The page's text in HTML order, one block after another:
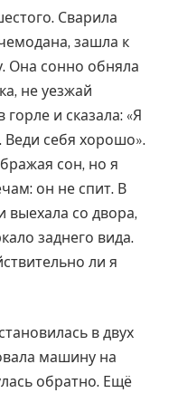
Сварила
зашла к
Она сонно обняла
не уезжай
и сказала: «Я
Веди себя хорошо».
сон, но я
он не спит. В
выехала со двора,
заднего вида.
ли я
в двух
машину на
обратно. Ещё